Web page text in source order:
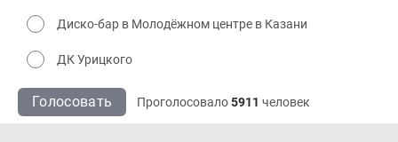
Диско-бар в Молодёжном центре в Казани
ДК Урицкого
Голосовать Проголосовало5911 человек